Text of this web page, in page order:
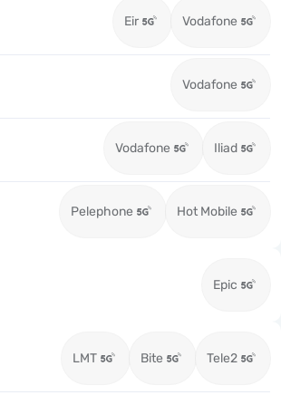
Eir Vodafone
Vodafone
Vodafone Iliad
Pelephone Hot Mobile
Epic
LMT Bite Tele2